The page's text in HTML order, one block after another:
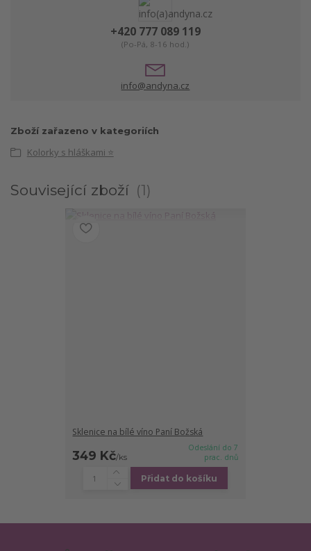
+420 777 089 119
(Po-Pá, 8-16 hod.)
info@andyna.cz
Zboží zařazeno v kategoriích
Kolorky s hláškami ⭐
Související zboží 1
Sklenice na bílé víno Paní Božská
349 Kč/ks
Odeslání do 7
prac. dnů
Přidat do košíku